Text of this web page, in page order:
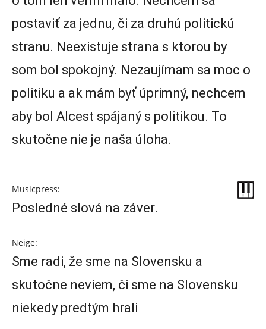
postaviť za jednu, či za druhú politickú
stranu. Neexistuje strana s ktorou by
som bol spokojný. Nezaujímam sa moc o
politiku a ak mám byť úprimný, nechcem
aby bol Alcest spájaný s politikou. To
skutočne nie je naša úloha.
Musicpress:
Posledné slová na záver.
Neige:
Sme radi, že sme na Slovensku a
skutočne neviem, či sme na Slovensku
niekedy predtým hrali